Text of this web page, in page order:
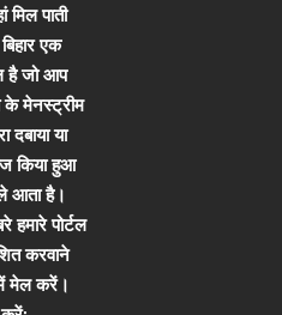
मिल पाती
एक
है जो आप
मेनस्ट्रीम
दबाया या
किया हुआ
आता है।
हमारे पोर्टल
करवाने
मेल करें।